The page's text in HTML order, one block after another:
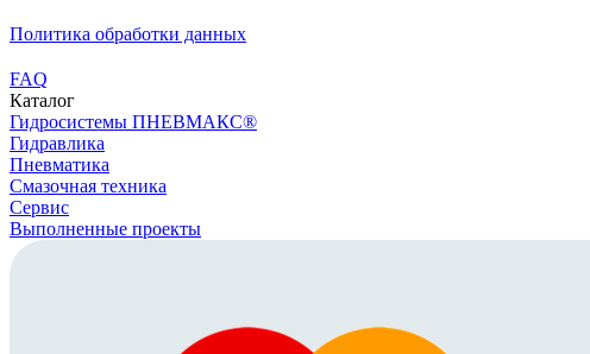
Политика обработки данных
FAQ
Каталог
Гидросистемы ПНЕВМАКС®
Гидравлика
Пневматика
Смазочная техника
Сервис
Выполненные проекты